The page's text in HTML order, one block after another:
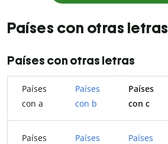
Países con otras letras
Países con otras letras
Países
con a
Países
con b
Países
con c
Países
Países
Países